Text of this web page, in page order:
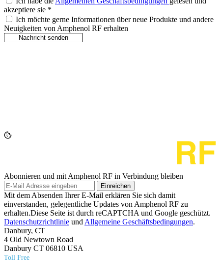
akzeptiere sie *
Ich möchte gerne Informationen über neue Produkte und andere
Neuigkeiten von Amphenol RF erhalten
Abonnieren und mit Amphenol RF in Verbindung bleiben
Einreichen
Mit dem Absenden Ihrer E-Mail erklären Sie sich damit
einverstanden, gelegentliche Updates von Amphenol RF zu
erhalten.Diese Seite ist durch reCAPTCHA und Google geschützt.
Datenschutzrichtlinie und Allgemeine Geschäftsbedingungen.
Danbury, CT
4 Old Newtown Road
Danbury CT 06810 USA
Toll Free